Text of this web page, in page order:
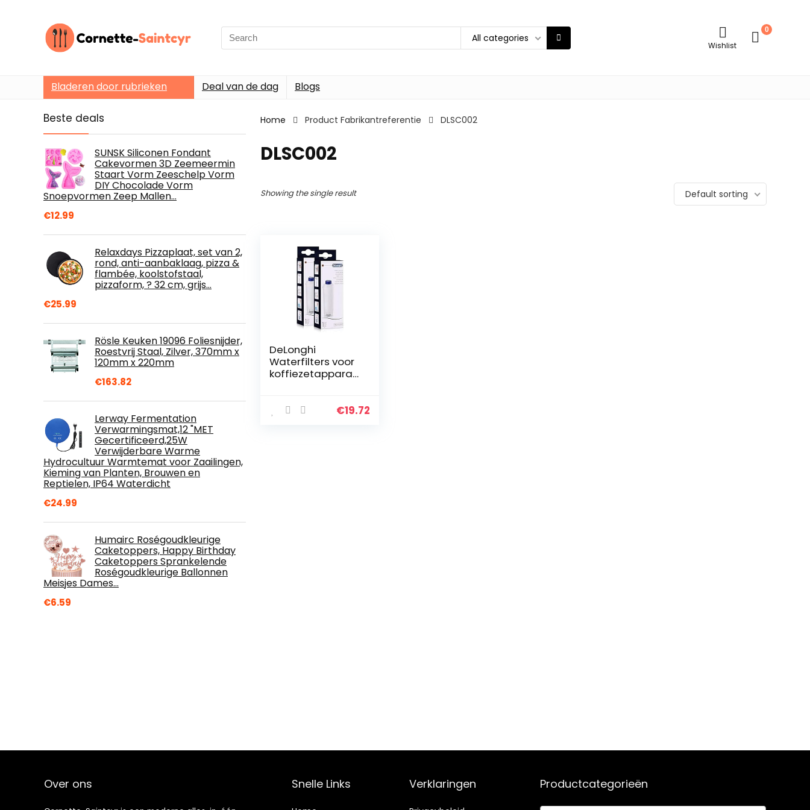
Search
for:
All categories
Wishlist
0
Bladeren door rubrieken Deal van de dag Blogs
Beste deals
SUNSK Siliconen Fondant
Cakevormen 3D Zeemeermin
Staart Vorm Zeeschelp Vorm
DIY Chocolade Vorm
Snoepvormen Zeep Mallen…
€12.99
Relaxdays Pizzaplaat, set van 2,
rond, anti-aanbaklaag, pizza &
flambée, koolstofstaal,
pizzaform, ? 32 cm, grijs…
€25.99
Rösle Keuken 19096 Foliesnijder,
Roestvrij Staal, Zilver, 370mm x
120mm x 220mm
€163.82
Lerway Fermentation
Verwarmingsmat,12 "MET
Gecertificeerd,25W
Verwijderbare Warme
Hydrocultuur Warmtemat voor Zaailingen,
Kieming van Planten, Brouwen en
Reptielen, IP64 Waterdicht
€24.99
Humairc Roségoudkleurige
Caketoppers, Happy Birthday
Caketoppers Sprankelende
Roségoudkleurige Ballonnen
Meisjes Dames…
€6.59
Home Product Fabrikantreferentie DLSC002
DLSC002
Showing the single result Default sorting
DeLonghi
Waterfilters voor
koffiezetapparat
BCO, EC…
€19.72
Over ons Snelle Links Verklaringen Productcategorieën